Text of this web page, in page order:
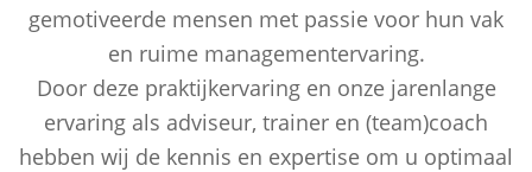
gemotiveerde mensen met passie voor hun vak
en ruime managementervaring.
Door deze praktijkervaring en onze jarenlange
ervaring als adviseur, trainer en (team)coach
hebben wij de kennis en expertise om u optimaal